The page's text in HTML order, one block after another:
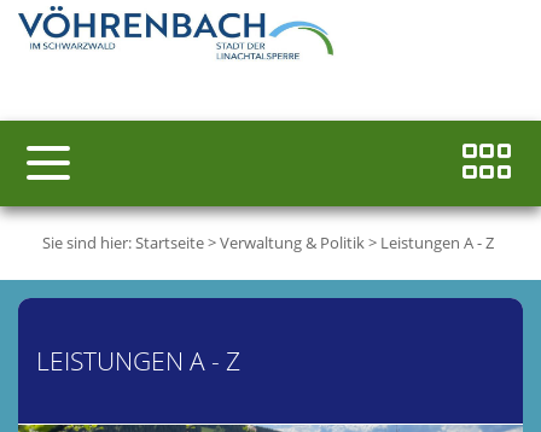
Sie sind hier:Startseite>Verwaltung & Politik> Leistungen A - Z
LEISTUNGEN A - Z